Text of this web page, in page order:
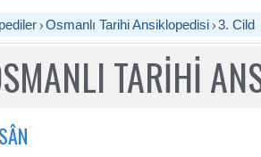
Osmanlı Tarihi Ansiklopedisi 3. Cild
TARİHİ